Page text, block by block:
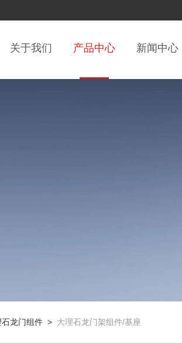
关于我们 产品中心 新闻中心
石龙门组件 > 大理石龙门架组件/基座